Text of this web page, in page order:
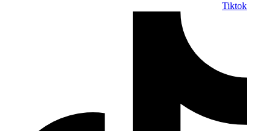
Tiktok